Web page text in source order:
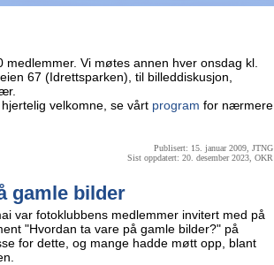
Vi møtes annen hver onsdag kl.
67 (Idrettsparken), til billeddiskusjon,
velkomne, se vårt program for nærmere
Publisert: 15. januar 2009, JTNG
Sist oppdatert: 20. desember 2023, OKR
gamle bilder
var fotoklubbens medlemmer invitert med på
"Hvordan ta vare på gamle bilder?" på
for dette, og mange hadde møtt opp, blant